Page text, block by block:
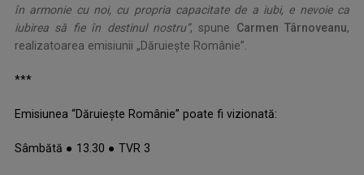
în armonie cu noi, cu propria capacitate de a iubi, e nevoie ca
iubirea să fie în destinul nostru”, spune Carmen Târnoveanu,
realizatoarea emisiunii „Dăruieşte Românie”.
***
Emisiunea “Dăruieşte Românie” poate fi vizionată:
Sâmbătă ● 13.30 ● TVR 3